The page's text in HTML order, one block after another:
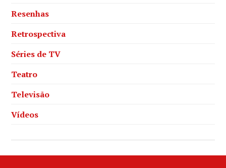
Resenhas
Retrospectiva
Séries de TV
Teatro
Televisão
Vídeos